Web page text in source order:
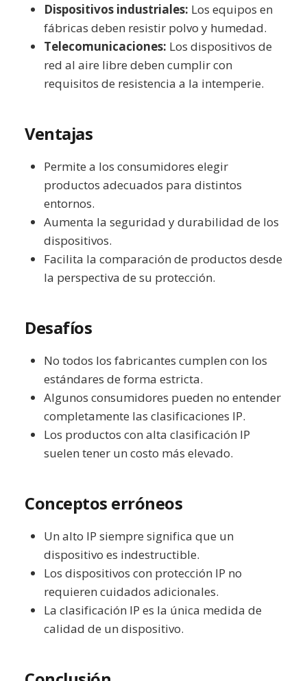
Dispositivos industriales: Los equipos en
fábricas deben resistir polvo y humedad.
Telecomunicaciones: Los dispositivos de
red al aire libre deben cumplir con
requisitos de resistencia a la intemperie.
Ventajas
Permite a los consumidores elegir
productos adecuados para distintos
entornos.
Aumenta la seguridad y durabilidad de los
dispositivos.
Facilita la comparación de productos desde
la perspectiva de su protección.
Desafíos
No todos los fabricantes cumplen con los
estándares de forma estricta.
Algunos consumidores pueden no entender
completamente las clasificaciones IP.
Los productos con alta clasificación IP
suelen tener un costo más elevado.
Conceptos erróneos
Un alto IP siempre significa que un
dispositivo es indestructible.
Los dispositivos con protección IP no
requieren cuidados adicionales.
La clasificación IP es la única medida de
calidad de un dispositivo.